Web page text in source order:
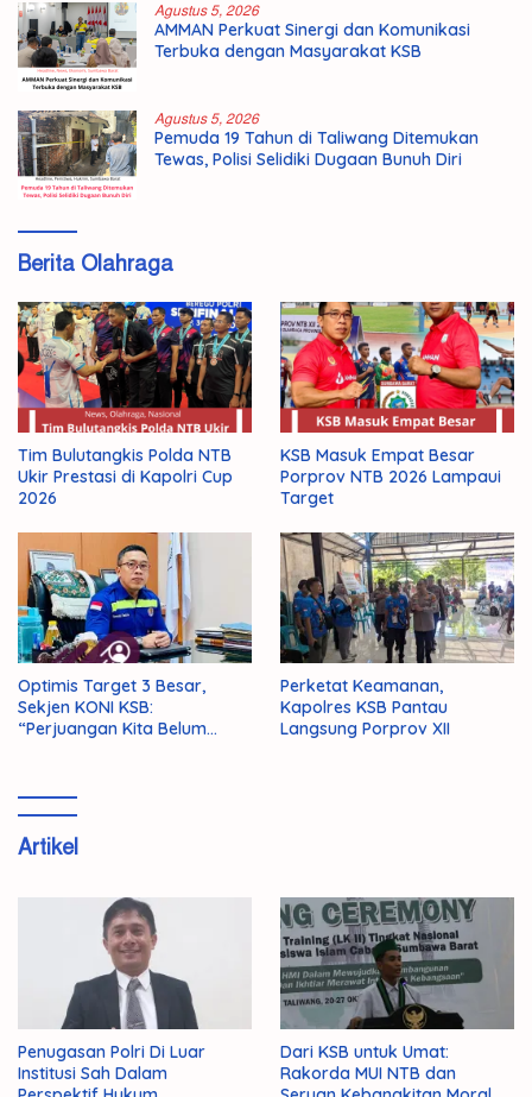
Agustus 5, 2026
AMMAN Perkuat Sinergi dan Komunikasi
Terbuka dengan Masyarakat KSB
Agustus 5, 2026
Pemuda 19 Tahun di Taliwang Ditemukan
Tewas, Polisi Selidiki Dugaan Bunuh Diri
Berita Olahraga
Tim Bulutangkis Polda NTB
Ukir Prestasi di Kapolri Cup
2026
KSB Masuk Empat Besar
Porprov NTB 2026 Lampaui
Target
Optimis Target 3 Besar,
Sekjen KONI KSB:
“Perjuangan Kita Belum
Perketat Keamanan,
Kapolres KSB Pantau
Langsung Porprov XII
Artikel
Penugasan Polri Di Luar
Institusi Sah Dalam
Dari KSB untuk Umat:
Rakorda MUI NTB dan